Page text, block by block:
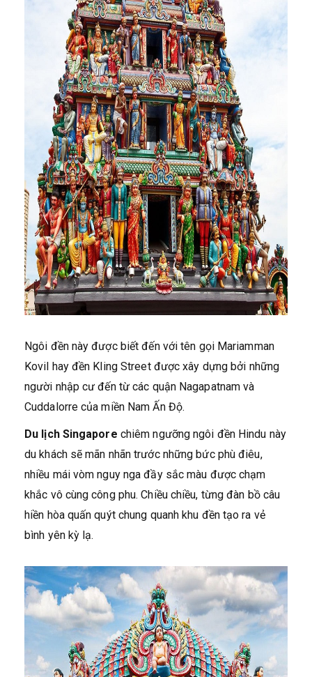
Ngôi đền này được biết đến với tên gọi Mariamman
Kovil hay đền Kling Street được xây dựng bởi những
người nhập cư đến từ các quận Nagapatnam và
Cuddalorre của miền Nam Ấn Độ.
Du lịch Singapore chiêm ngưỡng ngôi đền Hindu này
du khách sẽ mãn nhãn trước những bức phù điêu,
nhiều mái vòm nguy nga đầy sắc màu được chạm
khắc vô cùng công phu. Chiều chiều, từng đàn bồ câu
hiền hòa quấn quýt chung quanh khu đền tạo ra vẻ
bình yên kỳ lạ.